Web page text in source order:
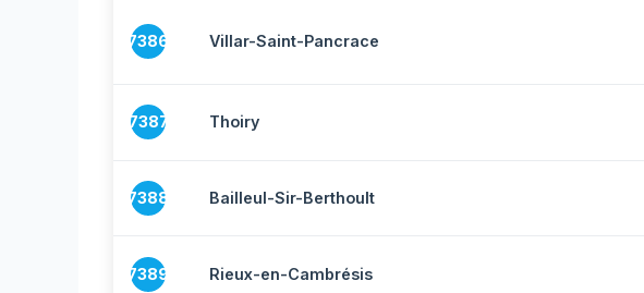
7386 Villar-Saint-Pancrace
7387 Thoiry
7388 Bailleul-Sir-Berthoult
7389 Rieux-en-Cambrésis